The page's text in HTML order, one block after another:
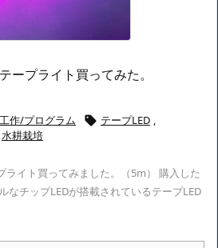
ープライト買ってみた。
作/プログラム  テープLED ,
水耕栽培
ライト買ってみました。（5m） 購入した
なチップLEDが搭載されているテープLED